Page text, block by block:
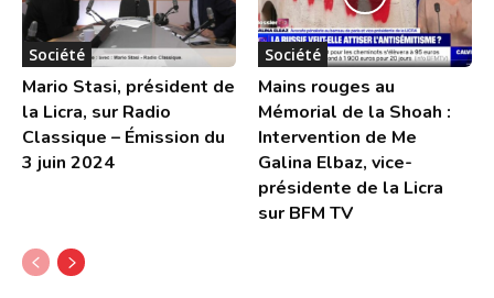
Société
Mario Stasi, président de
la Licra, sur Radio
Classique – Émission du
3 juin 2024
Société
Mains rouges au
Mémorial de la Shoah :
Intervention de Me
Galina Elbaz, vice-
présidente de la Licra
sur BFM TV